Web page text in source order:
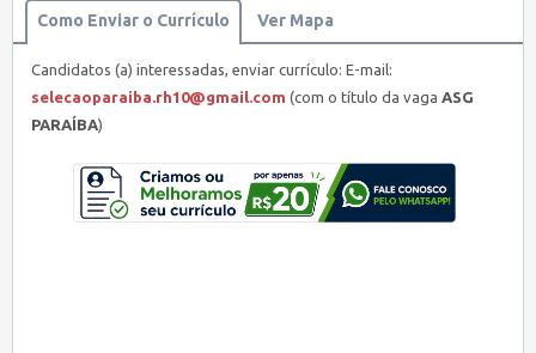
Como Enviar o Currículo Ver Mapa
Candidatos (a) interessadas, enviar currículo: E-mail:
selecaoparaiba.rh10@gmail.com (com o título da vaga ASG
PARAÍBA)